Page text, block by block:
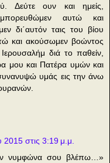
Δεύτε ουν και ημείς,
αυτώ και
δι΄αυτόν ταις του βίου
και ακούσωμεν βοώντος
διά το παθείν,
μου και Πατέρα υμών και
υμάς εις την άνω
στις 3:19 μ.μ.
νυμφώνα σου βλέπω…»